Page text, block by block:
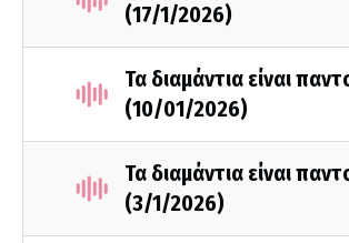
(17/1/2026)
Τα διαμάντια είναι
(10/01/2026)
Τα διαμάντια είναι
(3/1/2026)